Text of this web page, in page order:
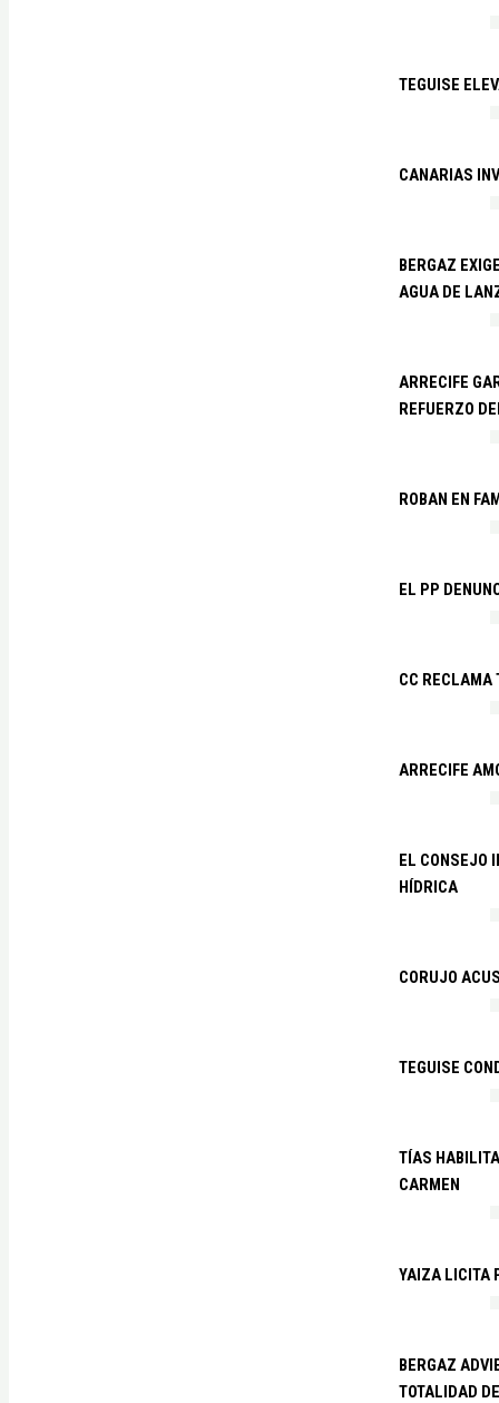
TEGUISE
CANARIAS
BERGAZ
AGUA DE
ARRECIFE
REFUERZO
ROBAN EN
EL PP
CC RECLAMA
ARRECIFE
EL CONSEJO
HÍDRICA
CORUJO
TEGUISE
TÍAS
CARMEN
YAIZA LICITA
BERGAZ
TOTALIDAD